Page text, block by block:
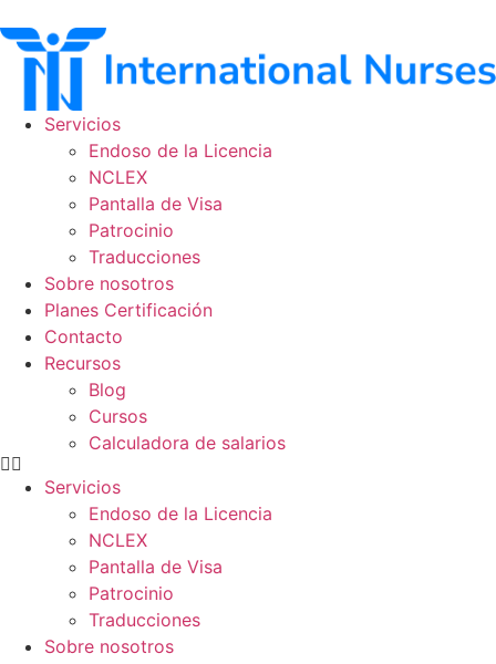
al
contenido
Servicios
Endoso de la Licencia
NCLEX
Pantalla de Visa
Patrocinio
Traducciones
Sobre nosotros
Planes Certificación
Contacto
Recursos
Blog
Cursos
Calculadora de salarios
Servicios
Endoso de la Licencia
NCLEX
Pantalla de Visa
Patrocinio
Traducciones
Sobre nosotros